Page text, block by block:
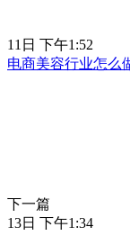
11日 下午1:52
电商美容行业怎么
下一篇
13日 下午1:34